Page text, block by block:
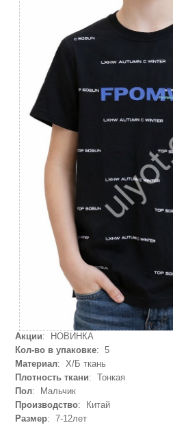
Акции: НОВИНКА
Кол-во в упаковке: 5
Материал: Х/Б ткань
Плотность ткани: Тонкая
Пол: Мальчик
Производство: Китай
Размер: 7-12лет